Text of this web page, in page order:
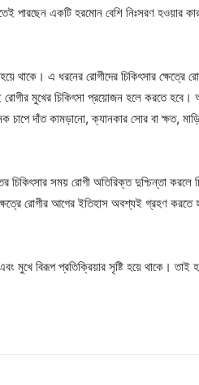
পারছেন একটি হরমোন বেশি নিঃসরণ হওয়ার
থাকে। এ ধরনের রোগীদের চিকিৎসার ক্ষেত্রে
মুখের চিকিৎসা প্রয়োজন হলে করতে হবে।
দাঁত কামড়ানো, ক্যানকার সোর বা ক্ষত, মাড়ি
চিকিৎসার সময় রোগী অতিরিক্ত দুশ্চিন্তা
রোগীর আগের ইতিহাস অবশ্যই গ্রহণ
মুখে বিরূপ প্রতিক্রিয়ার সৃষ্টি হয়ে থাকে। তাই